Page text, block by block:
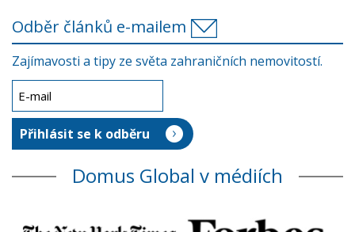
Odběr článků e-mailem
Zajímavosti a tipy ze světa zahraničních nemovitostí.
Domus Global v médiích